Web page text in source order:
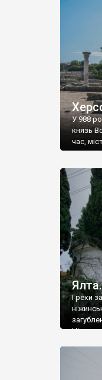
влада
У 988
князь
час,
Греки
Ніжин